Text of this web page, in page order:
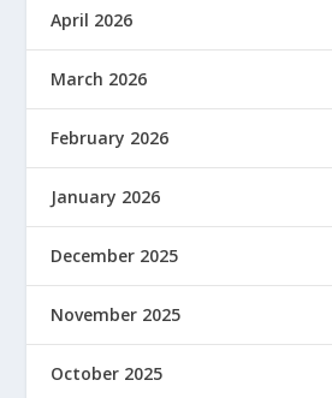
April 2026
March 2026
February 2026
January 2026
December 2025
November 2025
October 2025